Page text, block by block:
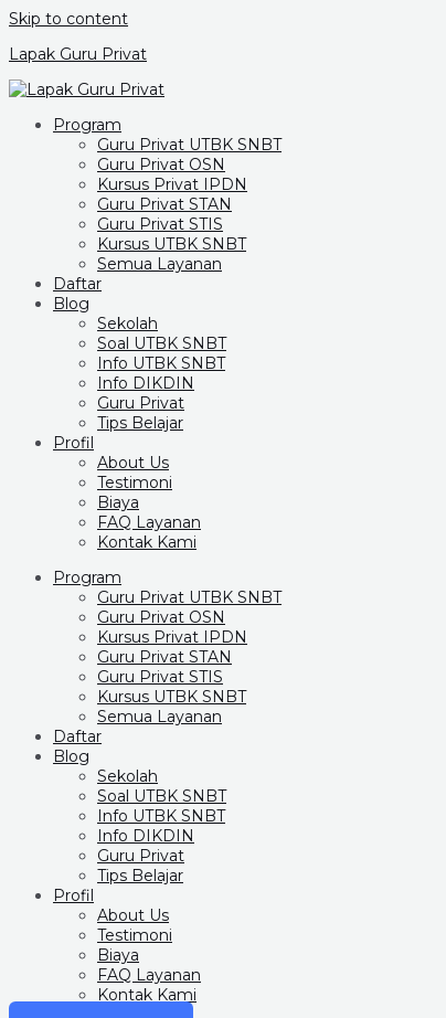
Skip to content
Lapak Guru Privat
Program
Guru Privat UTBK SNBT
Guru Privat OSN
Kursus Privat IPDN
Guru Privat STAN
Guru Privat STIS
Kursus UTBK SNBT
Semua Layanan
Daftar
Blog
Sekolah
Soal UTBK SNBT
Info UTBK SNBT
Info DIKDIN
Guru Privat
Tips Belajar
Profil
About Us
Testimoni
Biaya
FAQ Layanan
Kontak Kami
Program
Guru Privat UTBK SNBT
Guru Privat OSN
Kursus Privat IPDN
Guru Privat STAN
Guru Privat STIS
Kursus UTBK SNBT
Semua Layanan
Daftar
Blog
Sekolah
Soal UTBK SNBT
Info UTBK SNBT
Info DIKDIN
Guru Privat
Tips Belajar
Profil
About Us
Testimoni
Biaya
FAQ Layanan
Kontak Kami